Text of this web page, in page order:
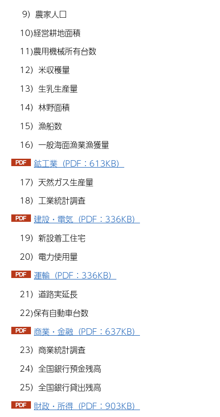
9）農家人口
10)経営耕地面積
11)農用機械所有台数
12）米収穫量
13）生乳生産量
14）林野面積
15）漁船数
16）一般海面漁業漁獲量
鉱工業（PDF：613KB）
17）天然ガス生産量
18）工業統計調査
建設・電気（PDF：336KB）
19）新設着工住宅
20）電力使用量
運輸（PDF：336KB）
21）道路実延長
22)保有自動車台数
商業・金融（PDF：637KB）
23）商業統計調査
24）全国銀行預金残高
25）全国銀行貸出残高
財政・所得（PDF：903KB）